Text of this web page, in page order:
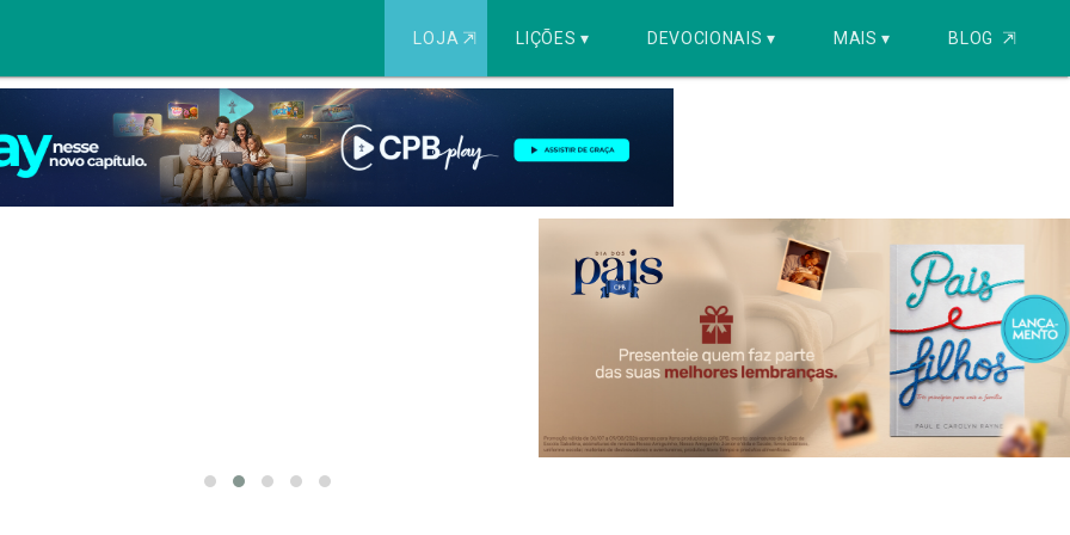
LOJA ⇱ LIÇÕES ▾ DEVOCIONAIS ▾ MAIS ▾ BLOG ⇱